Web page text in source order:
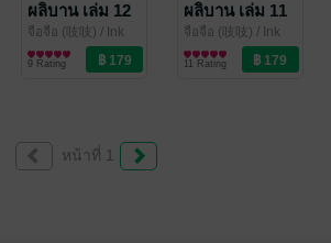
ผลิบาน เล่ม 12
จือจือ (吱吱) / Ink
Stone
นิยายรักจีนโบราณ
9 Rating
ผลิบาน เล่ม 11
จือจือ (吱吱) / Ink
Stone
นิยายรักจีนโบราณ
11 Rating
หน้าที่ 1